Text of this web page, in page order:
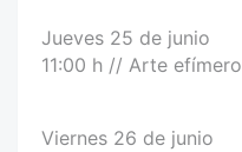
Jueves 25 de junio
11:00 h // Arte efímero
Viernes 26 de junio